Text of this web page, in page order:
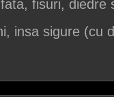
fisuri, diedre
insa sigure (cu